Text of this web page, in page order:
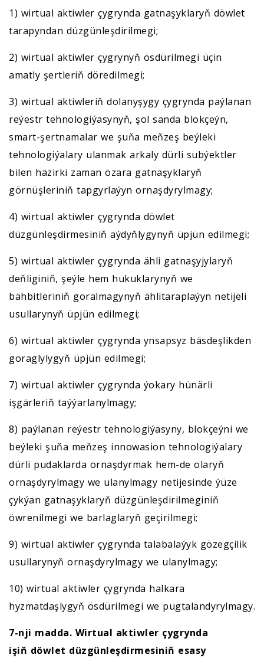
1) wirtual aktiwler çygrynda gatnaşyklaryň döwlet
tarapyndan düzgünleşdirilmegi;
2) wirtual aktiwler çygrynyň ösdürilmegi üçin
amatly şertleriň döredilmegi;
3) wirtual aktiwleriň dolanyşygy çygrynda paýlanan
reýestr tehnologiýasynyň, şol sanda blokçeýn,
smart-şertnamalar we şuňa meňzeş beýleki
tehnologiýalary ulanmak arkaly dürli subýektler
bilen häzirki zaman özara gatnaşyklaryň
görnüşleriniň tapgyrlaýyn ornaşdyrylmagy;
4) wirtual aktiwler çygrynda döwlet
düzgünleşdirmesiniň aýdyňlygynyň üpjün edilmegi;
5) wirtual aktiwler çygrynda ähli gatnaşyjylaryň
deňliginiň, şeýle hem hukuklarynyň we
bähbitleriniň goralmagynyň ählitaraplaýyn netijeli
usullarynyň üpjün edilmegi;
6) wirtual aktiwler çygrynda ynsapsyz bäsdeşlikden
goraglylygyň üpjün edilmegi;
7) wirtual aktiwler çygrynda ýokary hünärli
işgärleriň taýýarlanylmagy;
8) paýlanan reýestr tehnologiýasyny, blokçeýni we
beýleki şuňa meňzeş innowasion tehnologiýalary
dürli pudaklarda ornaşdyrmak hem-de olaryň
ornaşdyrylmagy we ulanylmagy netijesinde ýüze
çykýan gatnaşyklaryň düzgünleşdirilmeginiň
öwrenilmegi we barlaglaryň geçirilmegi;
9) wirtual aktiwler çygrynda talabalaýyk gözegçilik
usullarynyň ornaşdyrylmagy we ulanylmagy;
10) wirtual aktiwler çygrynda halkara
hyzmatdaşlygyň ösdürilmegi we pugtalandyrylmagy.
7-nji madda. Wirtual aktiwler çygrynda
işiň döwlet düzgünleşdirmesiniň esasy